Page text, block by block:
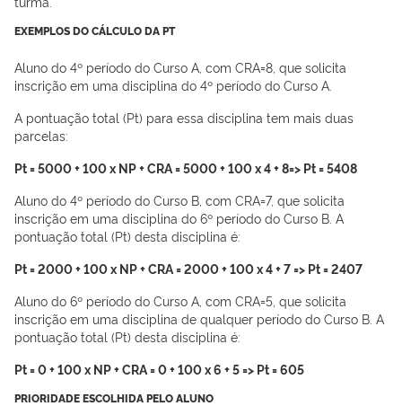
EXEMPLOS DO CÁLCULO DA PT
Aluno do 4º período do Curso A, com CRA=8, que solicita
inscrição em uma disciplina do 4º período do Curso A.
A pontuação total (Pt) para essa disciplina tem mais duas
parcelas:
Pt = 5000 + 100 x NP + CRA = 5000 + 100 x 4 + 8=> Pt = 5408
Aluno do 4º período do Curso B, com CRA=7, que solicita
inscrição em uma disciplina do 6º período do Curso B. A
pontuação total (Pt) desta disciplina é:
Pt = 2000 + 100 x NP + CRA = 2000 + 100 x 4 + 7 => Pt = 2407
Aluno do 6º período do Curso A, com CRA=5, que solicita
inscrição em uma disciplina de qualquer período do Curso B. A
pontuação total (Pt) desta disciplina é:
Pt = 0 + 100 x NP + CRA = 0 + 100 x 6 + 5 => Pt = 605
PRIORIDADE ESCOLHIDA PELO ALUNO